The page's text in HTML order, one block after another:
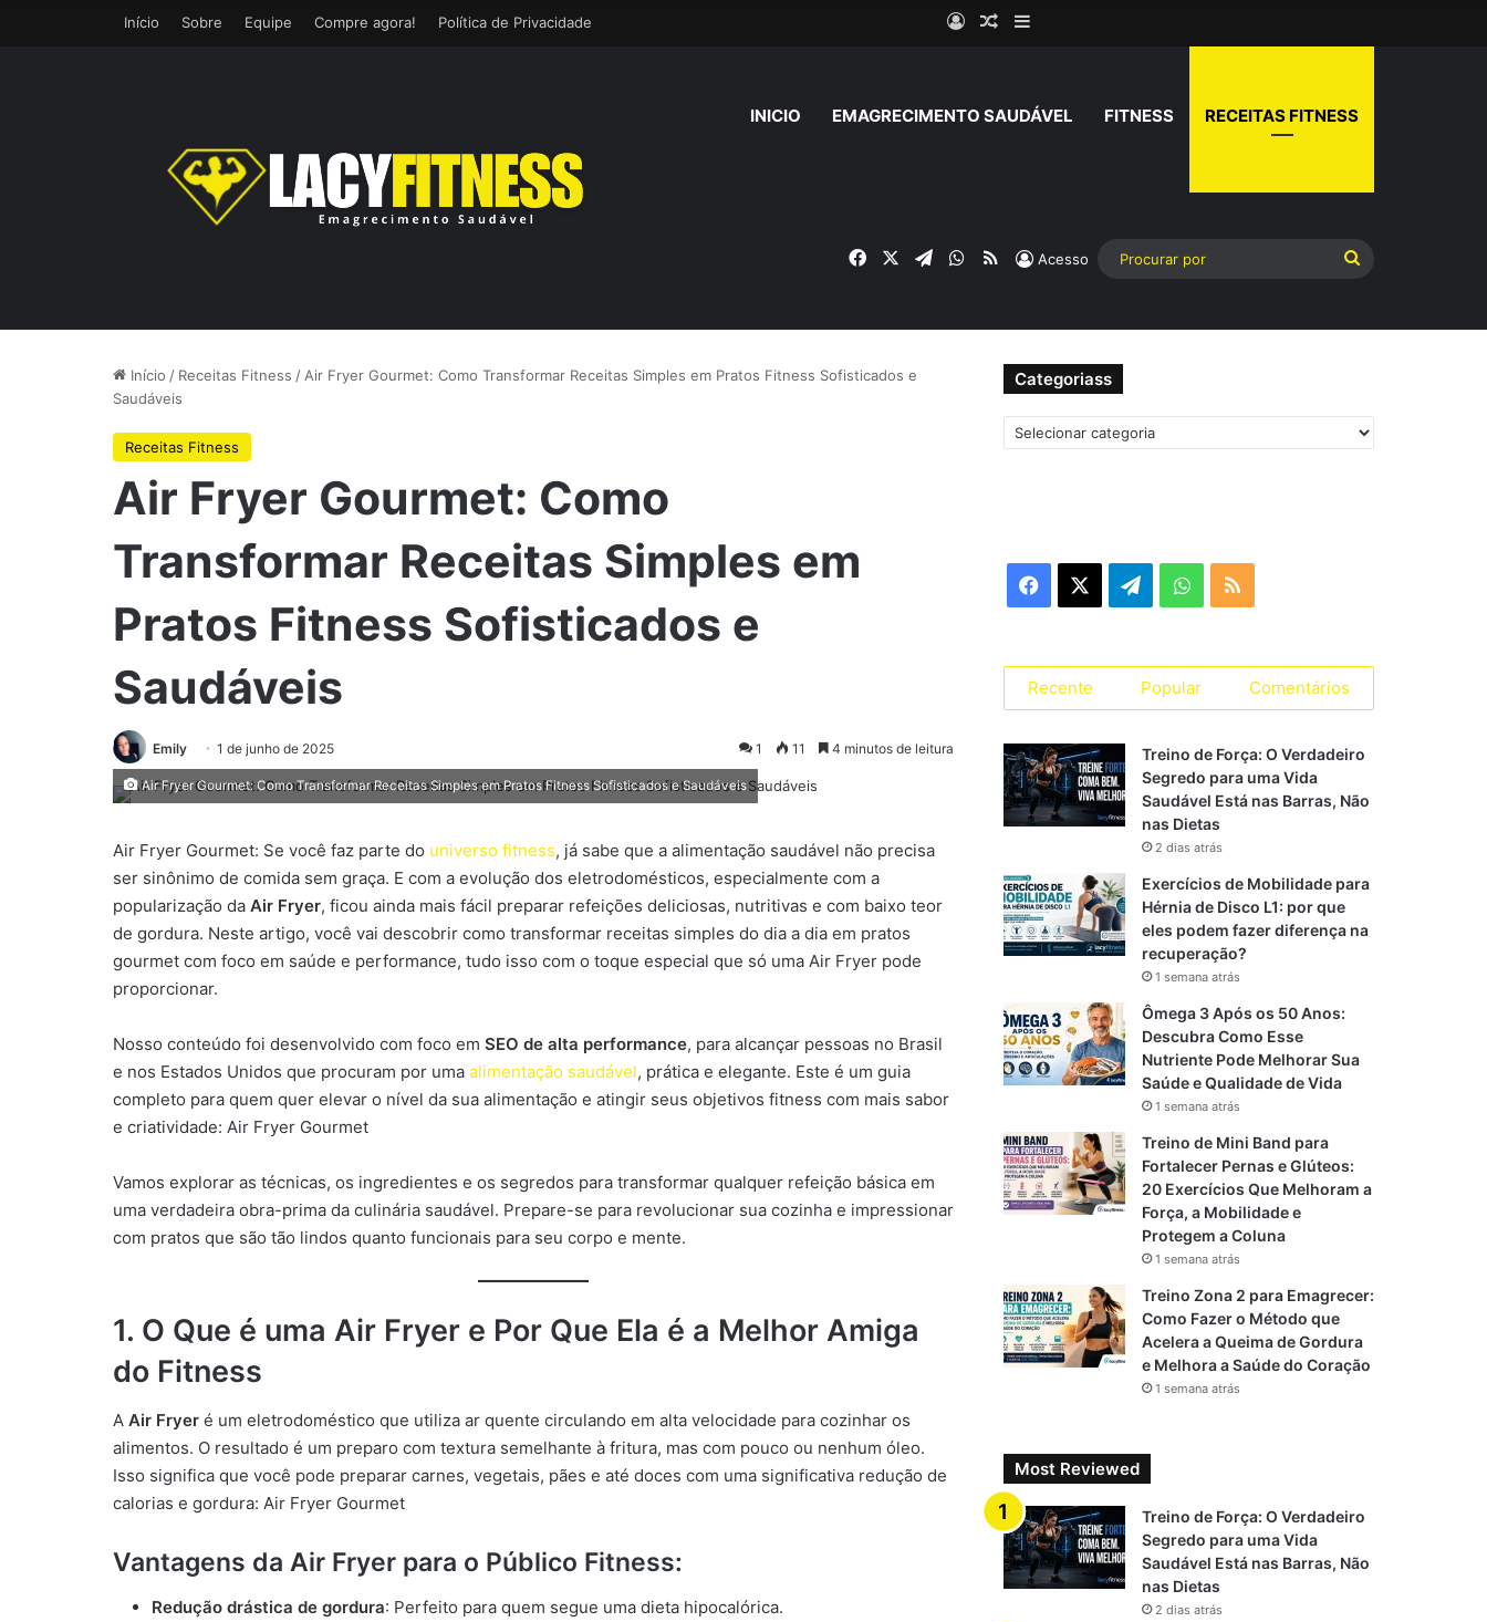
Início Sobre Equipe Compre agora! Política de Privacidade EntrarArtigo aleatório
Barra Lateral
INICIO EMAGRECIMENTO SAUDÁVEL FITNESS RECEITAS FITNESS
FacebookTelegramWhatsApp
RSS Acesso
Início / Receitas Fitness / Air Fryer Gourmet: Como Transformar Receitas Simples em Pratos Fitness Sofisticados e
Saudáveis
Receitas Fitness
Air Fryer Gourmet: Como
Transformar Receitas Simples em
Pratos Fitness Sofisticados e
Saudáveis
Emily 1 de junho de 2025 1 11 4 minutos de leitura
Air Fryer Gourmet: Como Transformar Receitas Simples em Pratos Fitness Sofisticados e Saudáveis
Air Fryer Gourmet: Se você faz parte do universo fitness, já sabe que a alimentação saudável não precisa
ser sinônimo de comida sem graça. E com a evolução dos eletrodomésticos, especialmente com a
popularização da Air Fryer, ficou ainda mais fácil preparar refeições deliciosas, nutritivas e com baixo teor
de gordura. Neste artigo, você vai descobrir como transformar receitas simples do dia a dia em pratos
gourmet com foco em saúde e performance, tudo isso com o toque especial que só uma Air Fryer pode
proporcionar.
Nosso conteúdo foi desenvolvido com foco em SEO de alta performance, para alcançar pessoas no Brasil
e nos Estados Unidos que procuram por uma alimentação saudável, prática e elegante. Este é um guia
completo para quem quer elevar o nível da sua alimentação e atingir seus objetivos fitness com mais sabor
e criatividade: Air Fryer Gourmet
Vamos explorar as técnicas, os ingredientes e os segredos para transformar qualquer refeição básica em
uma verdadeira obra-prima da culinária saudável. Prepare-se para revolucionar sua cozinha e impressionar
com pratos que são tão lindos quanto funcionais para seu corpo e mente.
1. O Que é uma Air Fryer e Por Que Ela é a Melhor Amiga
do Fitness
A Air Fryer é um eletrodoméstico que utiliza ar quente circulando em alta velocidade para cozinhar os
alimentos. O resultado é um preparo com textura semelhante à fritura, mas com pouco ou nenhum óleo.
Isso significa que você pode preparar carnes, vegetais, pães e até doces com uma significativa redução de
calorias e gordura: Air Fryer Gourmet
Vantagens da Air Fryer para o Público Fitness:
Redução drástica de gordura: Perfeito para quem segue uma dieta hipocalórica.
Categoriass
Categoriass
Facebook TelegramWhatsApp
RSS
Recente Popular Comentários
Treino de Força: O Verdadeiro
Segredo para uma Vida
Saudável Está nas Barras, Não
nas Dietas
2 dias atrás
Exercícios de Mobilidade para
Hérnia de Disco L1: por que
eles podem fazer diferença na
recuperação?
1 semana atrás
Ômega 3 Após os 50 Anos:
Descubra Como Esse
Nutriente Pode Melhorar Sua
Saúde e Qualidade de Vida
1 semana atrás
Treino de Mini Band para
Fortalecer Pernas e Glúteos:
20 Exercícios Que Melhoram a
Força, a Mobilidade e
Protegem a Coluna
1 semana atrás
Treino Zona 2 para Emagrecer:
Como Fazer o Método que
Acelera a Queima de Gordura
e Melhora a Saúde do Coração
1 semana atrás
Most Reviewed
Treino de Força: O Verdadeiro
Segredo para uma Vida
Saudável Está nas Barras, Não
nas Dietas
2 dias atrás